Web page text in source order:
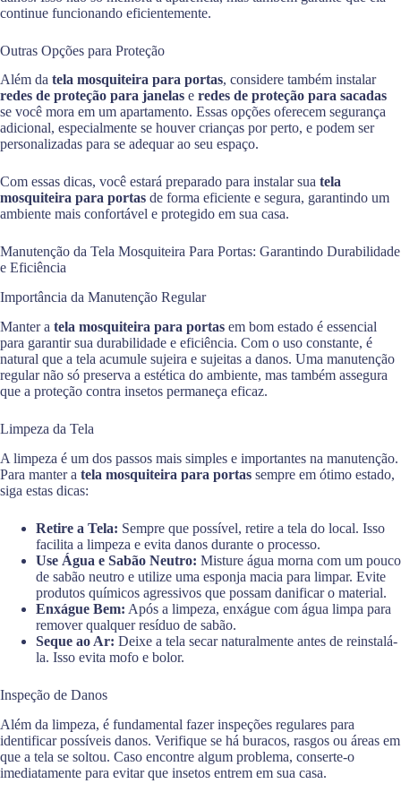
continue funcionando eficientemente.
Outras Opções para Proteção
Além da tela mosquiteira para portas, considere também instalar
redes de proteção para janelas e redes de proteção para sacadas
se você mora em um apartamento. Essas opções oferecem segurança
adicional, especialmente se houver crianças por perto, e podem ser
personalizadas para se adequar ao seu espaço.
Com essas dicas, você estará preparado para instalar sua tela
mosquiteira para portas de forma eficiente e segura, garantindo um
ambiente mais confortável e protegido em sua casa.
Manutenção da Tela Mosquiteira Para Portas: Garantindo Durabilidade
e Eficiência
Importância da Manutenção Regular
Manter a tela mosquiteira para portas em bom estado é essencial
para garantir sua durabilidade e eficiência. Com o uso constante, é
natural que a tela acumule sujeira e sujeitas a danos. Uma manutenção
regular não só preserva a estética do ambiente, mas também assegura
que a proteção contra insetos permaneça eficaz.
Limpeza da Tela
A limpeza é um dos passos mais simples e importantes na manutenção.
Para manter a tela mosquiteira para portas sempre em ótimo estado,
siga estas dicas:
Retire a Tela: Sempre que possível, retire a tela do local. Isso
facilita a limpeza e evita danos durante o processo.
Use Água e Sabão Neutro: Misture água morna com um pouco
de sabão neutro e utilize uma esponja macia para limpar. Evite
produtos químicos agressivos que possam danificar o material.
Enxágue Bem: Após a limpeza, enxágue com água limpa para
remover qualquer resíduo de sabão.
Seque ao Ar: Deixe a tela secar naturalmente antes de reinstalá-
la. Isso evita mofo e bolor.
Inspeção de Danos
Além da limpeza, é fundamental fazer inspeções regulares para
identificar possíveis danos. Verifique se há buracos, rasgos ou áreas em
que a tela se soltou. Caso encontre algum problema, conserte-o
imediatamente para evitar que insetos entrem em sua casa.